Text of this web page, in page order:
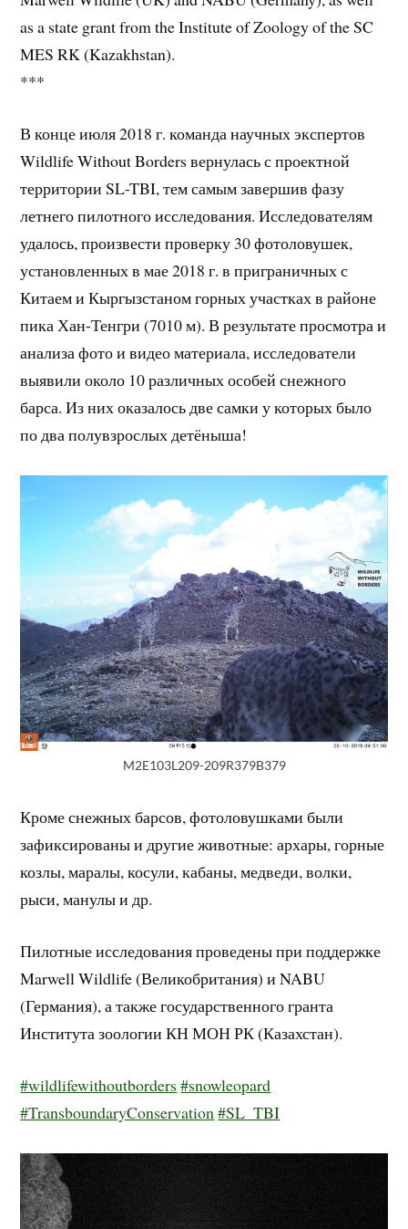
as a state grant from the Institute of Zoology of the SC
MES RK (Kazakhstan).
***
В конце июля 2018 г. команда научных экспертов
Wildlife Without Borders вернулась с проектной
территории SL-TBI, тем самым завершив фазу
летнего пилотного исследования. Исследователям
удалось, произвести проверку 30 фотоловушек,
установленных в мае 2018 г. в приграничных с
Китаем и Кыргызстаном горных участках в районе
пика Хан-Тенгри (7010 м). В результате просмотра и
анализа фото и видео материала, исследователи
выявили около 10 различных особей снежного
барса. Из них оказалось две самки у которых было
по два полувзрослых детёныша!
M2E103L209-209R379B379
Кроме снежных барсов, фотоловушками были
зафиксированы и другие животные: архары, горные
козлы, маралы, косули, кабаны, медведи, волки,
рыси, манулы и др.
Пилотные исследования проведены при поддержке
Marwell Wildlife (Великобритания) и NABU
(Германия), а также государственного гранта
Института зоологии КН МОН РК (Казахстан).
#wildlifewithoutborders#snowleopard
#TransboundaryConservation#SL_TBI